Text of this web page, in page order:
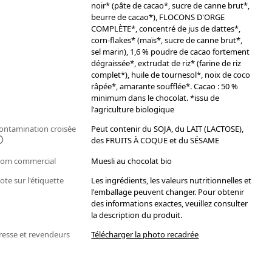
noir* (pâte de cacao*, sucre de canne brut*,
beurre de cacao*), FLOCONS D'ORGE
COMPLÈTE*, concentré de jus de dattes*,
corn-flakes* (maïs*, sucre de canne brut*,
sel marin), 1,6 % poudre de cacao fortement
dégraissée*, extrudat de riz* (farine de riz
complet*), huile de tournesol*, noix de coco
râpée*, amarante soufflée*. Cacao : 50 %
minimum dans le chocolat. *issu de
l'agriculture biologique
croisée
Peut contenir du SOJA, du LAIT (LACTOSE),
des FRUITS À COQUE et du SÉSAME
commercial
Muesli au chocolat bio
sur l'étiquette
Les ingrédients, les valeurs nutritionnelles et
l'emballage peuvent changer. Pour obtenir
des informations exactes, veuillez consulter
la description du produit.
et revendeurs
Télécharger la photo recadrée